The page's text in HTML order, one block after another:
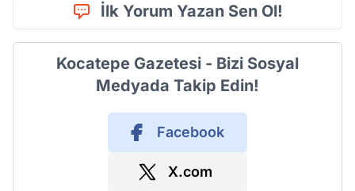
İlk Yorum Yazan Sen Ol!
Kocatepe Gazetesi - Bizi Sosyal
Medyada Takip Edin!
Facebook
X.com